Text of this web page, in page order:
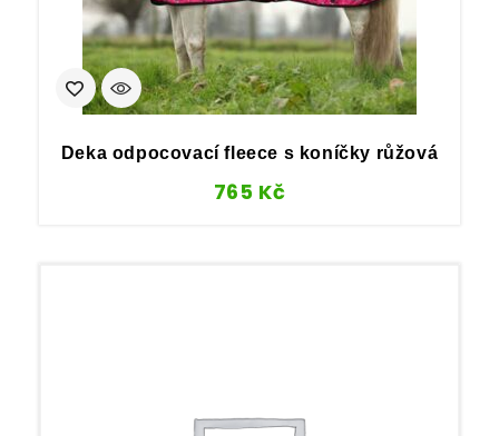
Deka odpocovací fleece s koníčky růžová
765 Kč